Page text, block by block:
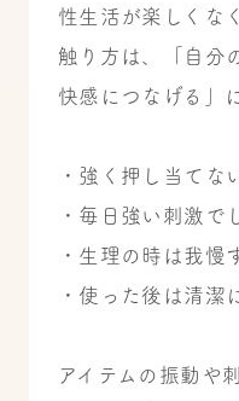
性生活が楽しくな
触り方は、「自分
快感につなげる」
・強く押し当てな
・毎日強い刺激で
・生理の時は我慢
・使った後は清潔
アイテムの振動や